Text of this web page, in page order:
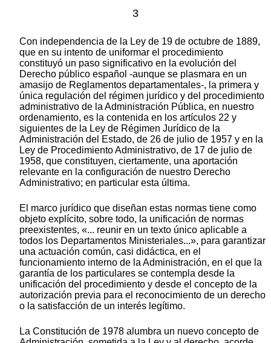
3
Con independencia de la Ley de 19 de octubre de 1889,
que en su intento de uniformar el procedimiento
constituyó un paso significativo en la evolución del
Derecho público español -aunque se plasmara en un
amasijo de Reglamentos departamentales-, la primera y
única regulación del régimen jurídico y del procedimiento
administrativo de la Administración Pública, en nuestro
ordenamiento, es la contenida en los artículos 22 y
siguientes de la Ley de Régimen Jurídico de la
Administración del Estado, de 26 de julio de 1957 y en la
Ley de Procedimiento Administrativo, de 17 de julio de
1958, que constituyen, ciertamente, una aportación
relevante en la configuración de nuestro Derecho
Administrativo; en particular esta última.
El marco jurídico que diseñan estas normas tiene como
objeto explícito, sobre todo, la unificación de normas
preexistentes, «... reunir en un texto único aplicable a
todos los Departamentos Ministeriales...», para garantizar
una actuación común, casi didáctica, en el
funcionamiento interno de la Administración, en el que la
garantía de los particulares se contempla desde la
unificación del procedimiento y desde el concepto de la
autorización previa para el reconocimiento de un derecho
o la satisfacción de un interés legítimo.
La Constitución de 1978 alumbra un nuevo concepto de